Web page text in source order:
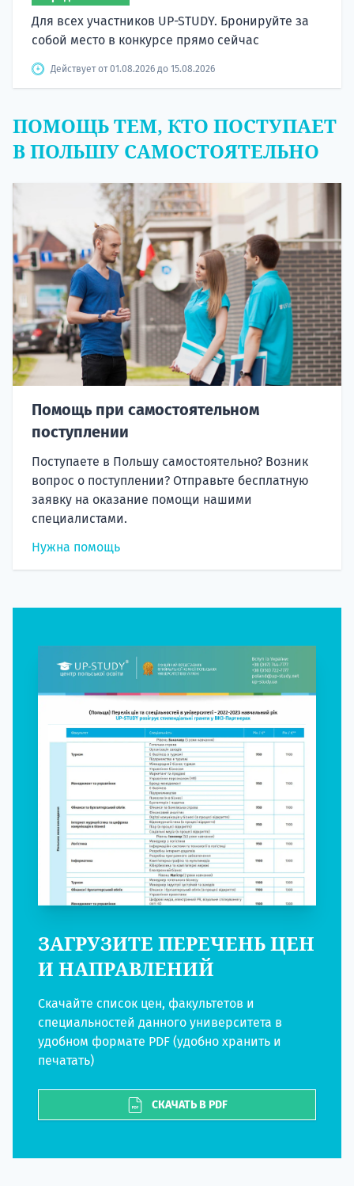
Для всех участников UP-STUDY. Бронируйте за
собой место в конкурсе прямо сейчас
Действует от 01.08.2026 до 15.08.2026
ПОМОЩЬ ТЕМ, КТО ПОСТУПАЕТ
В ПОЛЬШУ САМОСТОЯТЕЛЬНО
Помощь при самостоятельном
поступлении
Поступаете в Польшу самостоятельно? Возник
вопрос о поступлении? Отправьте бесплатную
заявку на оказание помощи нашими
специалистами.
Нужна помощь
ЗАГРУЗИТЕ ПЕРЕЧЕНЬ ЦЕН
И НАПРАВЛЕНИЙ
Скачайте список цен, факультетов и
специальностей данного университета в
удобном формате PDF (удобно хранить и
печатать)
СКАЧАТЬ В PDF